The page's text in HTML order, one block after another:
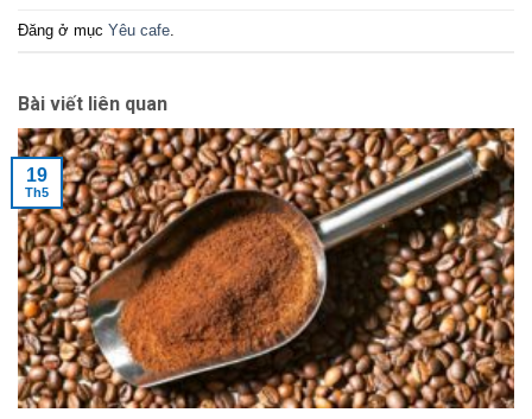
Đăng ở mục Yêu cafe
Bài viết liên quan
19
Th5